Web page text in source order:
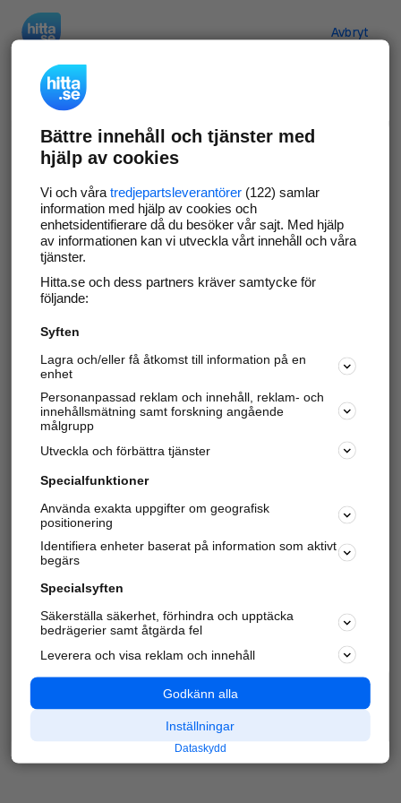
Avbryt
Verifiera ditt företag
Gör som 69 529företag
företagssida på hitta.se och syns bättre mot
kunder i ditt närområde. Helt kostnadsfritt.
Uppdatera din företagsinformation
Svara på och hantera dina omdömen
Har du redan verifierat ditt företag? Logga in
Varje vecka besöker du och4 miljoner
andra
härliga användare oss för att hitta rätt lokal
information om företag, privatpersoner och
platser.
Bättre innehåll och tjänster med
hjälp av cookies
Vi och våra tredjepartsleverantörer(122) samlar
information med hjälp av cookies och
enhetsidentifierare då du besöker vår sajt. Med hjälp
av informationen kan vi utveckla vårt innehåll och våra
tjänster.
Hitta.se och dess partners kräver samtycke för
följande:
Syften
Lagra och/eller få åtkomst till information på en
enhet
Personanpassad reklam och innehåll, reklam- och
innehållsmätning samt forskning angående
målgrupp
Utveckla och förbättra tjänster
Specialfunktioner
Använda exakta uppgifter om geografisk
positionering
Identifiera enheter baserat på information som aktivt
begärs
Specialsyften
Säkerställa säkerhet, förhindra och upptäcka
bedrägerier samt åtgärda fel
Leverera och visa reklam och innehåll
Godkänn alla
Inställningar
Dataskydd